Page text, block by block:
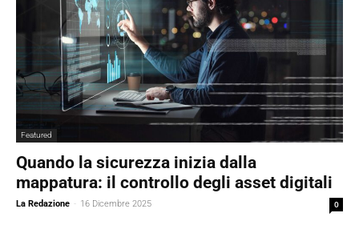
Featured
Quando la sicurezza inizia dalla
mappatura: il controllo degli asset digitali
La Redazione - 16 Dicembre 2025 0